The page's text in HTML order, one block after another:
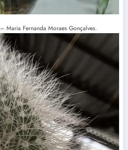
– Maria Fernanda Moraes Gonçalves.